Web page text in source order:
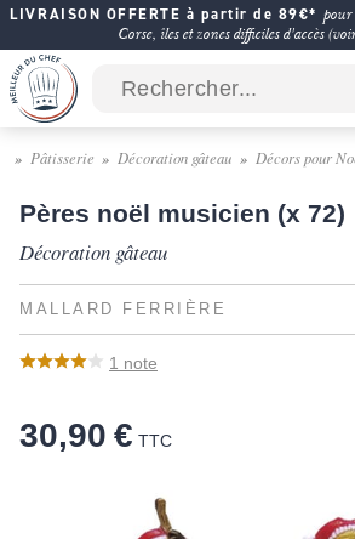
LIVRAISON OFFERTE à partir de 89€* pour
Corse, îles et zones difficiles d'accès
Pâtisserie Décoration gâteau Décors pour
Pères noël musicien (x 72)
Décoration gâteau
MALLARD FERRIÈRE
1 note
30,90 € TTC